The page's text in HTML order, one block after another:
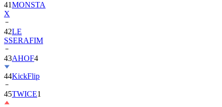
41MONSTA
X
42LE
SSERAFIM
43AHOF4
44KickFlip
45TWICE1